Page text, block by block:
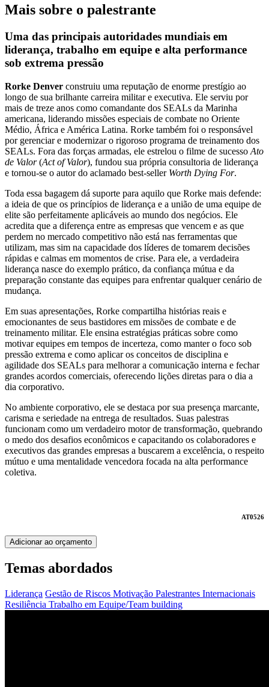
Mais sobre o palestrante
Uma das principais autoridades mundiais em
liderança, trabalho em equipe e alta performance
sob extrema pressão
Rorke Denver construiu uma reputação de enorme prestígio ao
longo de sua brilhante carreira militar e executiva. Ele serviu por
mais de treze anos como comandante dos SEALs da Marinha
americana, liderando missões especiais de combate no Oriente
Médio, África e América Latina. Rorke também foi o responsável
por gerenciar e modernizar o rigoroso programa de treinamento dos
SEALs. Fora das forças armadas, ele estrelou o filme de sucesso Ato
de Valor(Act of Valor), fundou sua própria consultoria de liderança
e tornou-se o autor do aclamado best-seller Worth Dying For.
Toda essa bagagem dá suporte para aquilo que Rorke mais defende:
a ideia de que os princípios de liderança e a união de uma equipe de
elite são perfeitamente aplicáveis ao mundo dos negócios. Ele
acredita que a diferença entre as empresas que vencem e as que
perdem no mercado competitivo não está nas ferramentas que
utilizam, mas sim na capacidade dos líderes de tomarem decisões
rápidas e calmas em momentos de crise. Para ele, a verdadeira
liderança nasce do exemplo prático, da confiança mútua e da
preparação constante das equipes para enfrentar qualquer cenário de
mudança.
Em suas apresentações, Rorke compartilha histórias reais e
emocionantes de seus bastidores em missões de combate e de
treinamento militar. Ele ensina estratégias práticas sobre como
motivar equipes em tempos de incerteza, como manter o foco sob
pressão extrema e como aplicar os conceitos de disciplina e
agilidade dos SEALs para melhorar a comunicação interna e fechar
grandes acordos comerciais, oferecendo lições diretas para o dia a
dia corporativo.
No ambiente corporativo, ele se destaca por sua presença marcante,
carisma e seriedade na entrega de resultados. Suas palestras
funcionam como um verdadeiro motor de transformação, quebrando
o medo dos desafios econômicos e capacitando os colaboradores e
executivos das grandes empresas a buscarem a excelência, o respeito
mútuo e uma mentalidade vencedora focada na alta performance
coletiva.
AT0526
Adicionar ao orçamento
Temas abordados
Liderança Gestão de Riscos Motivação Palestrantes Internacionais
Resiliência Trabalho em Equipe/Team building